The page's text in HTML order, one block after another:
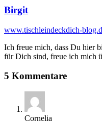
Birgit
www.tischleindeckdich-
Ich freue mich, dass Du hier
für Dich sind, freue ich mich
5 Kommentare
Cornelia